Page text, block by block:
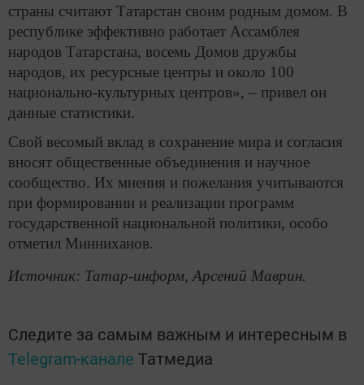
страны считают Татарстан своим родным домом. В
республике эффективно работает Ассамблея
народов Татарстана, восемь Домов дружбы
народов, их ресурсные центры и около 100
национально-культурных центров», – привел он
данные статистики.
Свой весомый вклад в сохранение мира и согласия
вносят общественные объединения и научное
сообщество. Их мнения и пожелания учитываются
при формировании и реализации программ
государственной национальной политики, особо
отметил Минниханов.
Источник: Татар-информ, Арсений Маврин.
Следите за самым важным и интересным в
Telegram-канале Татмедиа